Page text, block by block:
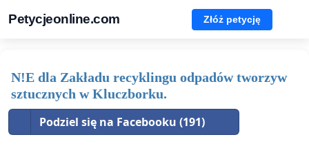
Petycjeonline.com Złóż petycję
N!E dla Zakładu recyklingu odpadów tworzyw
sztucznych w Kluczborku.
Podziel się na Facebooku (191)